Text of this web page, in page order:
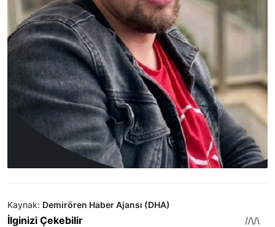
Kaynak: Demirören Haber Ajansı (DHA)